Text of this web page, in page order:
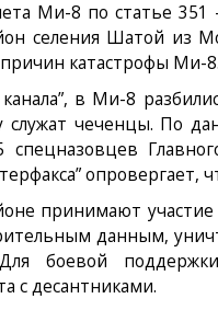
Ми-8 по статье
селения Шатой из
катастрофы Ми-
в Ми-8
служат чеченцы. По
опровергает,
принимают участие
данным,
Для боевой
с десантниками.